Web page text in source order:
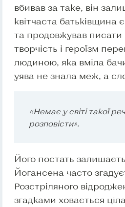
вбивав за таке, він
квітчаста батьківщина
та продовжував
творчість і героїзм
людиною, яка вміла
уява не знала меж, а
«Немає у світі такої
розповісти».
Його постать
Йогансена часто
Розстріляного
згадками ховається